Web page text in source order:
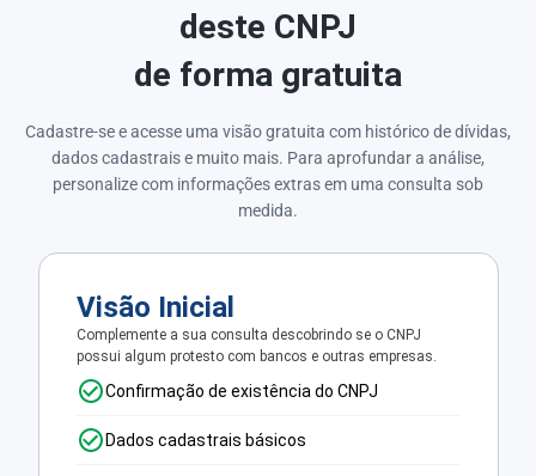
deste CNPJ
de forma gratuita
Cadastre-se e acesse uma visão gratuita com histórico de dívidas,
dados cadastrais e muito mais. Para aprofundar a análise,
personalize com informações extras em uma consulta sob
medida.
Visão Inicial
Complemente a sua consulta descobrindo se o CNPJ
possui algum protesto com bancos e outras empresas.
Confirmação de existência do CNPJ
Dados cadastrais básicos